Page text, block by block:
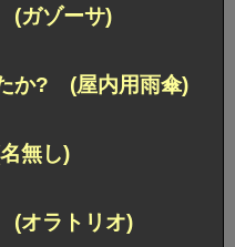
(ガゾーサ)
か? (屋内用雨傘)
無し)
(オラトリオ)